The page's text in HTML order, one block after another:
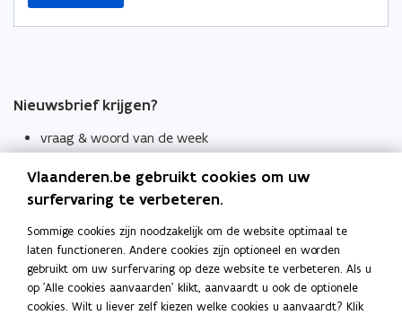
Nieuwsbrief krijgen?
vraag & woord van de week
Schrijf je in
Thema's
Taaladviezen
Spellingregels
Vlaanderen.be gebruikt cookies om uw
surfervaring te verbeteren.
Sommige cookies zijn noodzakelijk om de website optimaal te
laten functioneren. Andere cookies zijn optioneel en worden
gebruikt om uw surfervaring op deze website te verbeteren. Als u
op 'Alle cookies aanvaarden' klikt, aanvaardt u ook de optionele
cookies. Wilt u liever zelf kiezen welke cookies u aanvaardt? Klik